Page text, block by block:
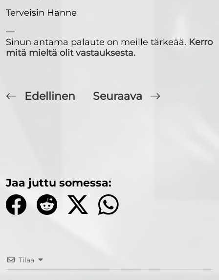
Terveisin Hanne
—
Sinun antama palaute on meille tärkeää. Kerro
mitä mieltä olit vastauksesta.
Edellinen Seuraava
Jaa juttu somessa:
Tilaa